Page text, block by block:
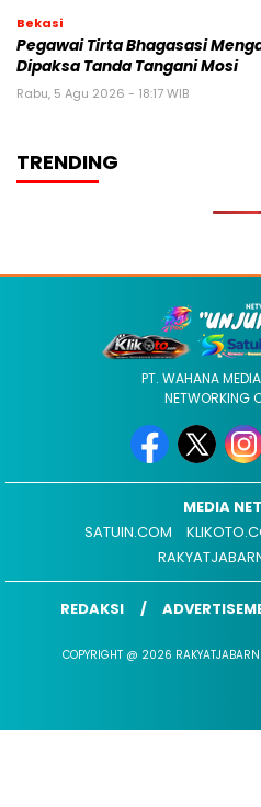
Bekasi
Pegawai Tirta Bhagasasi
Dipaksa Tanda Tangani Mosi
Rabu, 5 Agu 2026 - 18:17 WIB
TRENDING
PT. WAHANA
NETWORKING
MEDIA
SATUIN.COM
REDAKSI
COPYRIGHT @ 2026